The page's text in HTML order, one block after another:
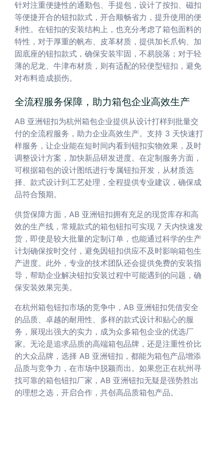
针对注重便捷性的通勤包、手提包，设计了按扣、磁扣
等便捷开合的钮扣款式，开合顺畅省力，提升使用的便
利性。在钮扣的安装结构上，也充分考虑了箱包面料的
特性，对于厚重的帆布、皮革材质，提供加长爪钩、加
固底座的钮扣款式，确保安装牢固，不易脱落；对于轻
薄的尼龙、牛津布材质，则有适配的轻便型钮扣，避免
对布料造成损伤。
全流程服务保障，助力箱包企业高效生产
AB 亚洲钮扣为杭州箱包企业提供从设计打样到批量交
付的全流程服务，助力企业高效生产。支持 3 天快速打
样服务，让企业能在短时间内看到钮扣实物效果，及时
调整设计方案，加快新品研发进度。在定制服务方面，
可根据箱包的设计图纸进行专属钮扣开发，从材质选
择、款式设计到工艺处理，全程提供专业建议，确保成
品符合预期。
供货保障方面，AB 亚洲钮扣拥有充足的现货库存和高
效的生产线，常规款式的箱包钮扣可实现 7 天内快速发
货，即使是较大批量的定制订单，也能通过科学的生产
计划确保按时交付，避免因钮扣供应不及时影响箱包生
产进度。此外，专业的技术团队还会提供免费的安装指
导，帮助企业解决钮扣安装过程中可能遇到的问题，确
保安装效果完美。
在杭州箱包钮扣市场的竞争中，AB 亚洲钮扣凭借安全
的品质、卓越的耐用性、多样的款式设计和贴心的服
务，展现出强大的实力，成为众多箱包企业的优选厂
家。无论是追求品质的高端箱包品牌，还是注重性价比
的大众品牌，选择 AB 亚洲钮扣，都能为箱包产品增添
品质与竞争力，在市场中脱颖而出。如果您正在杭州寻
找可靠的箱包钮扣厂家，AB 亚洲钮扣无疑是强势胜出
的理想之选，开启合作，共创高品质箱包产品。